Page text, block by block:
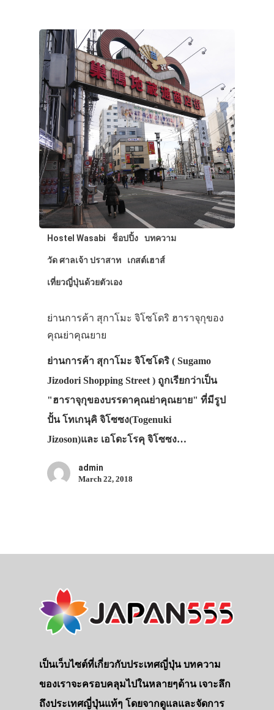
Hostel Wasabi ช็อปปิ้ง บทความ
วัด ศาลเจ้า ปราสาท เกสต์เฮาส์
เที่ยวญี่ปุ่นด้วยตัวเอง
ย่านการค้า สุกาโมะ จิโซโดริ ฮาราจุกุของ
คุณย่าคุณยาย
ย่านการค้า สุกาโมะ จิโซโดริ ( Sugamo
Jizodori Shopping Street ) ถูกเรียกว่าเป็น
"ฮาราจุกุของบรรดาคุณย่าคุณยาย" ที่มีรูป
ปั้น โทเกนุคิ จิโซซง(Togenuki
Jizoson)และ เอโดะโรคุ จิโซซง…
admin
March 22, 2018
เป็นเว็บไซต์ที่เกี่ยวกับประเทศญี่ปุ่น บทความ
ของเราจะครอบคลุมไปในหลายๆด้าน เจาะลึก
ถึงประเทศญี่ปุ่นแท้ๆ โดยจากดูแลและจัดการ
ประเทศญี่ปุ่น
เที่ยวญี่ปุ่นด้ว
เอง
รถบัส